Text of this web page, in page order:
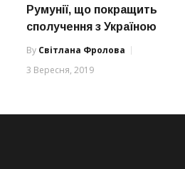
Румунії, що покращить
сполучення з Україною
By Світлана Фролова
3 Вересня, 2019